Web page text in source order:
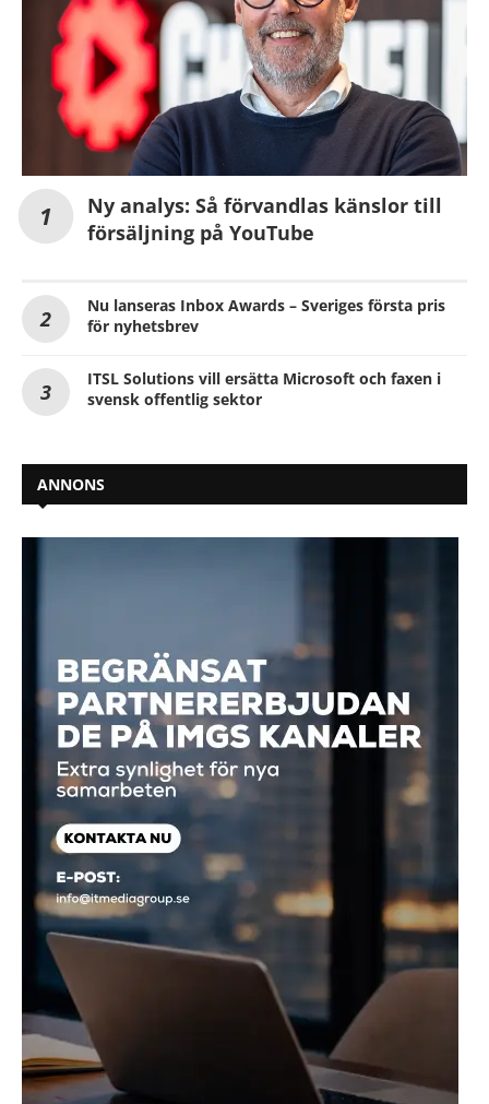
Ny analys: Så förvandlas känslor till
försäljning på YouTube
Nu lanseras Inbox Awards – Sveriges första pris
för nyhetsbrev
ITSL Solutions vill ersätta Microsoft och faxen i
svensk offentlig sektor
ANNONS